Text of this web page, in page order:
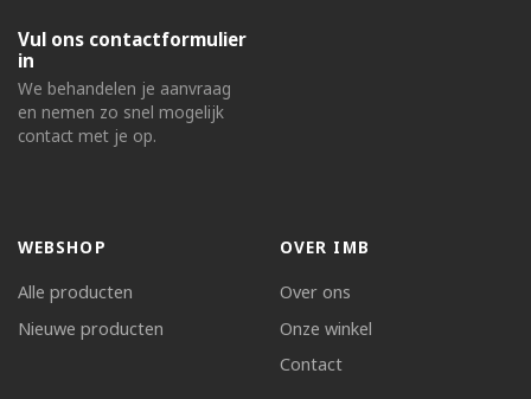
Vul ons contactformulier
in
We behandelen je aanvraag
en nemen zo snel mogelijk
contact met je op.
WEBSHOP
Alle producten
Nieuwe producten
OVER IMB
Over ons
Onze winkel
Contact